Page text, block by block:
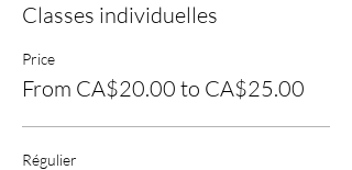
Classes individuelles
Price
From CA$20.00 to CA$25.00
Régulier